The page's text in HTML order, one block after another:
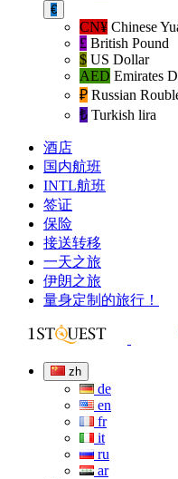
€
CN¥ Chinese
£ British Pound
$ US Dollar
AED Emirates
₽‎ Russian
₺‎ Turkish lira
酒店
国内航班
INTL航班
签证
保险
接送转移
一天之旅
伊朗之旅
量身定制的旅行！
zh
de
en
fr
it
ru
ar